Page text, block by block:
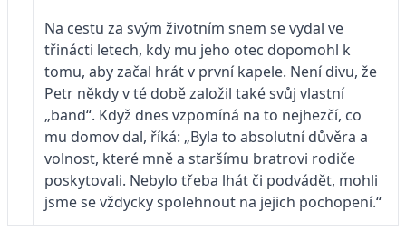
Na cestu za svým životním snem se vydal ve
třinácti letech, kdy mu jeho otec dopomohl k
tomu, aby začal hrát v první kapele. Není divu, že
Petr někdy v té době založil také svůj vlastní
„band“. Když dnes vzpomíná na to nejhezčí, co
mu domov dal, říká: „Byla to absolutní důvěra a
volnost, které mně a staršímu bratrovi rodiče
poskytovali. Nebylo třeba lhát či podvádět, mohli
jsme se vždycky spolehnout na jejich pochopení.“